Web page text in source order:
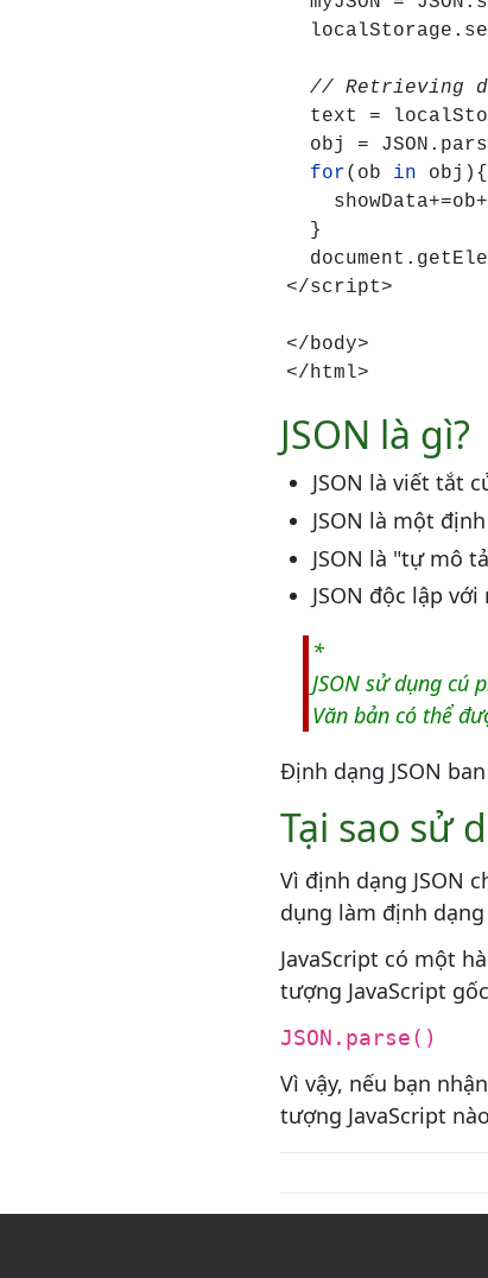
text =
obj =
for(ob in obj){
    showData+=ob+
  }
</script>
</body>
</html>
JSON là gì?
JSON là viết tắt
JSON là một
JSON là "tự mô
JSON độc lập
*
JSON sử dụng cú
Văn bản có thể
Định dạng JSON
Tại sao sử
Vì định dạng JSON
dụng làm định
JavaScript có một
tượng JavaScript
JSON.parse()
Vì vậy, nếu bạn
tượng JavaScript